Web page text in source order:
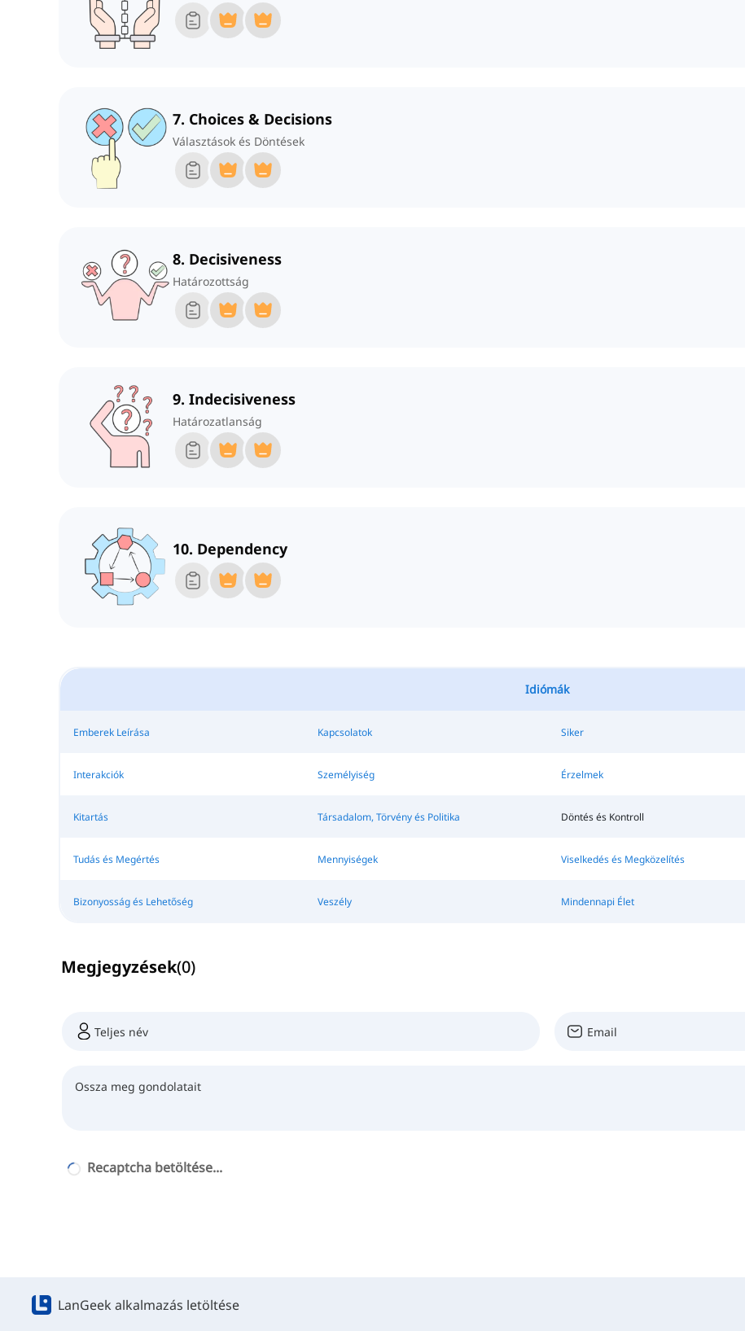
7. Choices & Decisions
Választások és Döntések
8. Decisiveness
Határozottság
9. Indecisiveness
Határozatlanság
10. Dependency
Idiómák
Emberek Leírása Kapcsolatok Siker
Interakciók Személyiség Érzelmek
Kitartás Társadalom, Törvény és Politika Döntés és Kontroll
Tudás és Megértés Mennyiségek Viselkedés és Megközelítés
Bizonyosság és Lehetőség Veszély Mindennapi Élet
Megjegyzések(0)
Recaptcha betöltése...
LanGeek alkalmazás letöltése